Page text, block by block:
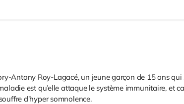
Antony Roy-Lagacé, un jeune garçon de 15 ans
est qu’elle attaque le système immunitaire, et
d’hyper somnolence.